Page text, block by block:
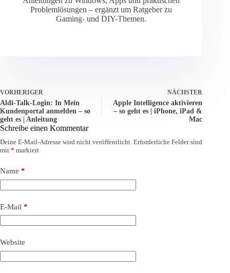
Problemlösungen – ergänzt um Ratgeber zu
Gaming- und DIY-Themen.
VORHERIGER
Aldi-Talk-Login: In Mein
Kundenportal anmelden – so
geht es | Anleitung
NÄCHSTER
Apple Intelligence aktivieren
– so geht es | iPhone, iPad &
Mac
Schreibe einen Kommentar
Deine E-Mail-Adresse wird nicht veröffentlicht. Erforderliche Felder sind
mit * markiert
Name *
E-Mail *
Website